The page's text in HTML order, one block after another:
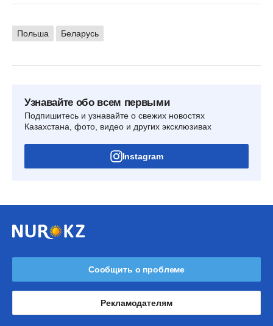
Польша Беларусь
Узнавайте обо всем первыми
Подпишитесь и узнавайте о свежих новостях
Казахстана, фото, видео и других эксклюзивах
Instagram
Сообщить о проблеме
Рекламодателям